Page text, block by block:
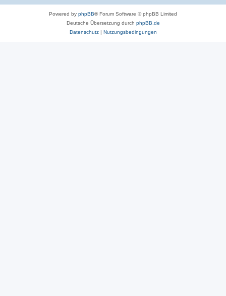
Powered by phpBB® Forum Software © phpBB Limited
Deutsche Übersetzung durch phpBB.de
Datenschutz| Nutzungsbedingungen